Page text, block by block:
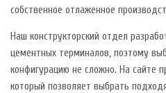
собственное отлаженное
Наш конструкторский отдел
цементных терминалов, поэтому
конфигурацию не сложно. На сайте
который позволяет выбрать